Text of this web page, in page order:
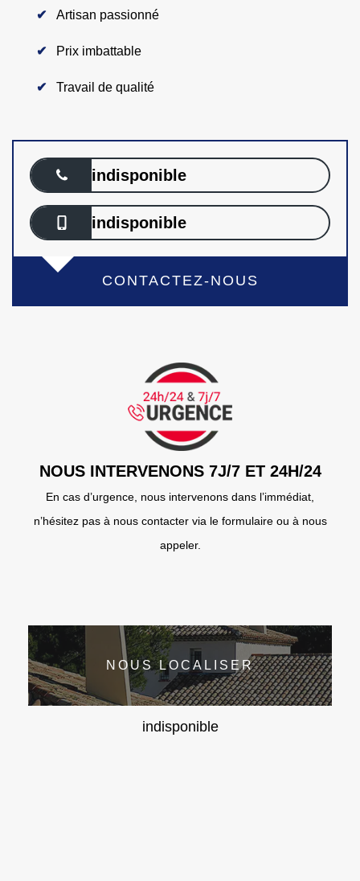
Artisan passionné
Prix imbattable
Travail de qualité
indisponible
indisponible
CONTACTEZ-NOUS
NOUS INTERVENONS 7J/7 ET 24H/24
En cas d’urgence, nous intervenons dans l’immédiat,
n’hésitez pas à nous contacter via le formulaire ou à nous
appeler.
NOUS LOCALISER
indisponible